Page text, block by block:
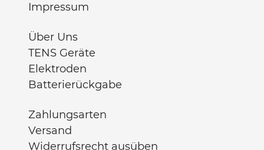
Impressum
Über Uns
TENS Geräte
Elektroden
Batterierückgabe
Zahlungsarten
Versand
Widerrufsrecht ausüben